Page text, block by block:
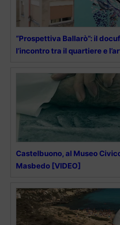
“Prospettiva Ballarò”: il
l’incontro tra il quartiere e
Castelbuono, al Museo
Masbedo [VIDEO]